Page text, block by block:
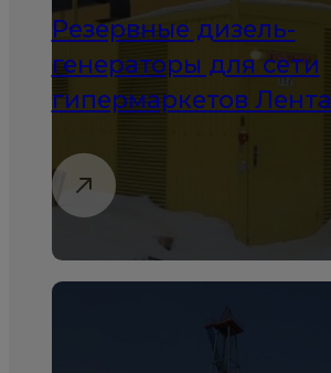
Резервные дизель-
генераторы для сети
гипермаркетов Лента